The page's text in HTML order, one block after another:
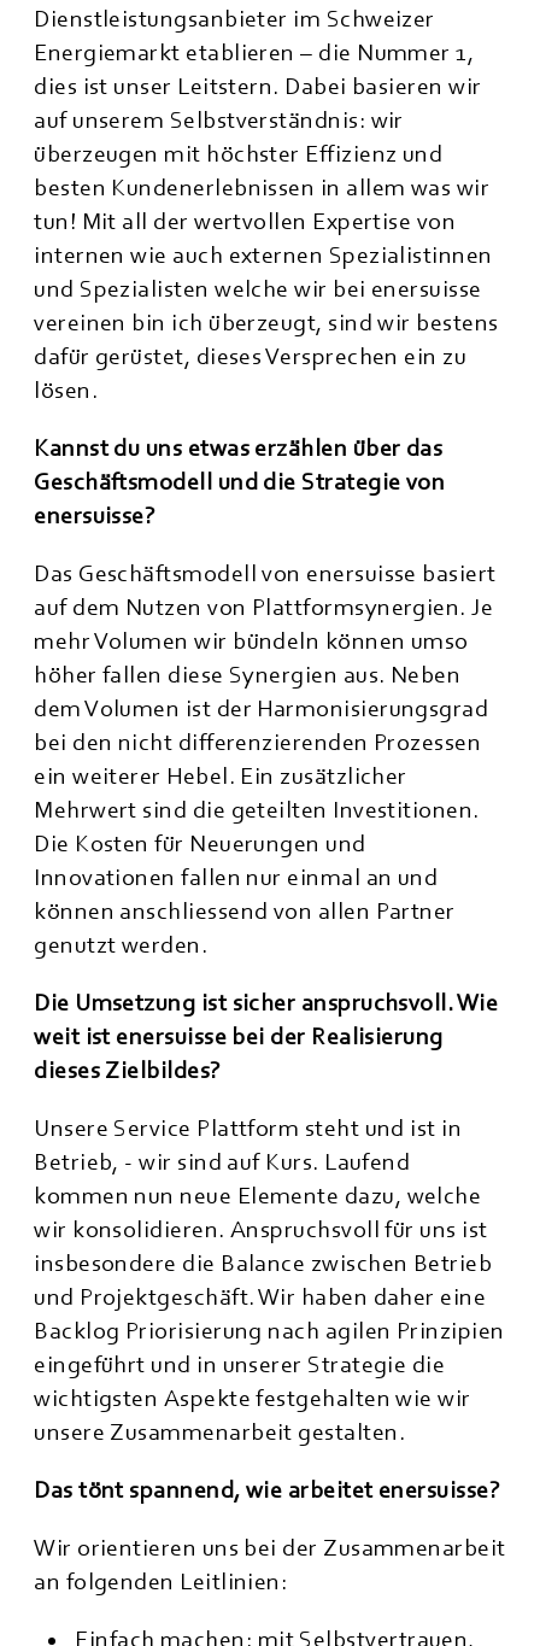
Dienstleistungsanbieter im Schweizer
Energiemarkt etablieren – die Nummer 1,
dies ist unser Leitstern. Dabei basieren wir
auf unserem Selbstverständnis: wir
überzeugen mit höchster Effizienz und
besten Kundenerlebnissen in allem was wir
tun! Mit all der wertvollen Expertise von
internen wie auch externen Spezialistinnen
und Spezialisten welche wir bei enersuisse
vereinen bin ich überzeugt, sind wir bestens
dafür gerüstet, dieses Versprechen ein zu
lösen.
Kannst du uns etwas erzählen über das
Geschäftsmodell und die Strategie von
enersuisse?
Das Geschäftsmodell von enersuisse basiert
auf dem Nutzen von Plattformsynergien. Je
mehr Volumen wir bündeln können umso
höher fallen diese Synergien aus. Neben
dem Volumen ist der Harmonisierungsgrad
bei den nicht differenzierenden Prozessen
ein weiterer Hebel. Ein zusätzlicher
Mehrwert sind die geteilten Investitionen.
Die Kosten für Neuerungen und
Innovationen fallen nur einmal an und
können anschliessend von allen Partner
genutzt werden.
Die Umsetzung ist sicher anspruchsvoll. Wie
weit ist enersuisse bei der Realisierung
dieses Zielbildes?
Unsere Service Plattform steht und ist in
Betrieb, - wir sind auf Kurs. Laufend
kommen nun neue Elemente dazu, welche
wir konsolidieren. Anspruchsvoll für uns ist
insbesondere die Balance zwischen Betrieb
und Projektgeschäft. Wir haben daher eine
Backlog Priorisierung nach agilen Prinzipien
eingeführt und in unserer Strategie die
wichtigsten Aspekte festgehalten wie wir
unsere Zusammenarbeit gestalten.
Das tönt spannend, wie arbeitet enersuisse?
Wir orientieren uns bei der Zusammenarbeit
an folgenden Leitlinien:
Einfach machen: mit Selbstvertrauen,